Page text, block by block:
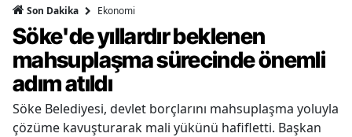
Son Dakika Ekonomi
Söke'de yıllardır beklenen
mahsuplaşma sürecinde önemli
adım atıldı
Söke Belediyesi, devlet borçlarını mahsuplaşma yoluyla
çözüme kavuşturarak mali yükünü hafifletti. Başkan